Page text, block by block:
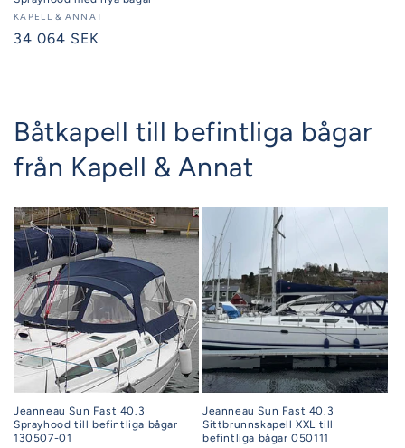
Säljare:
KAPELL & ANNAT
Ordinarie
34 064 SEK
Båtkapell till befintliga bågar
från Kapell & Annat
Jeanneau Sun Fast 40.3
Sprayhood till befintliga bågar
130507-01
Jeanneau Sun Fast 40.3
Sittbrunnskapell XXL till
befintliga bågar 050111